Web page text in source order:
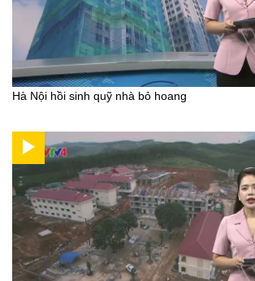
Hà Nội hồi sinh quỹ nhà bỏ hoang